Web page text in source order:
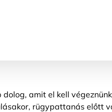
amit el kell
rügypattanás előtt